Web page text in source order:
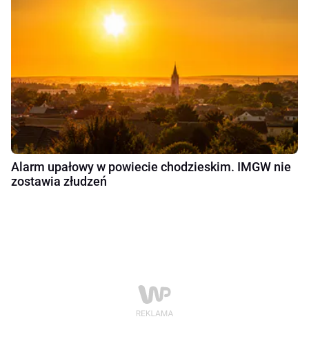
Alarm upałowy w powiecie chodzieskim. IMGW nie
zostawia złudzeń